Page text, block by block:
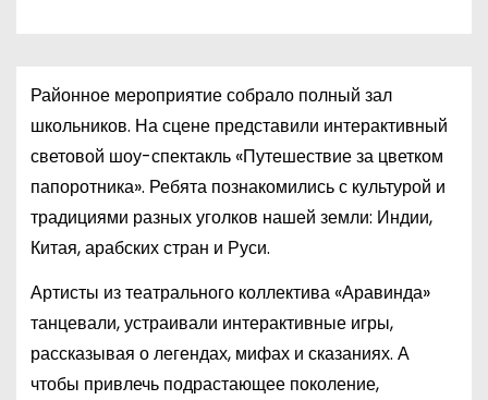
Районное мероприятие собрало полный зал
школьников. На сцене представили интерактивный
световой шоу-спектакль «Путешествие за цветком
папоротника». Ребята познакомились с культурой и
традициями разных уголков нашей земли: Индии,
Китая, арабских стран и Руси.
Артисты из театрального коллектива «Аравинда»
танцевали, устраивали интерактивные игры,
рассказывая о легендах, мифах и сказаниях. А
чтобы привлечь подрастающее поколение,